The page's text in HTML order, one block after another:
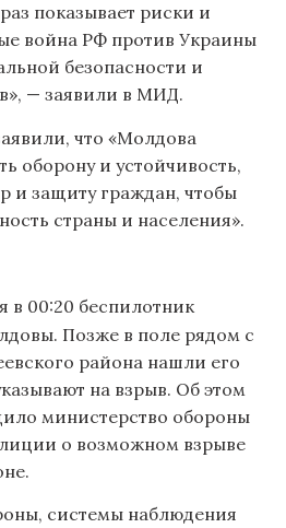
показывает риски и
война РФ против Украины
безопасности и
— заявили в МИД.
что «Молдова
оборону и устойчивость,
и защиту граждан, чтобы
страны и населения».
в 00:20 беспилотник
Позже в поле рядом с
района нашли его
на взрыв. Об этом
министерство обороны
о возможном взрыве
системы наблюдения